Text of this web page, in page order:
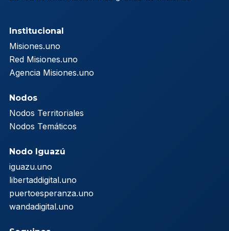
Institucional
Misiones.uno
Red Misiones.uno
Agencia Misiones.uno
Nodos
Nodos Territoriales
Nodos Temáticos
Nodo Iguazú
iguazu.uno
libertaddigital.uno
puertoesperanza.uno
wandadigital.uno